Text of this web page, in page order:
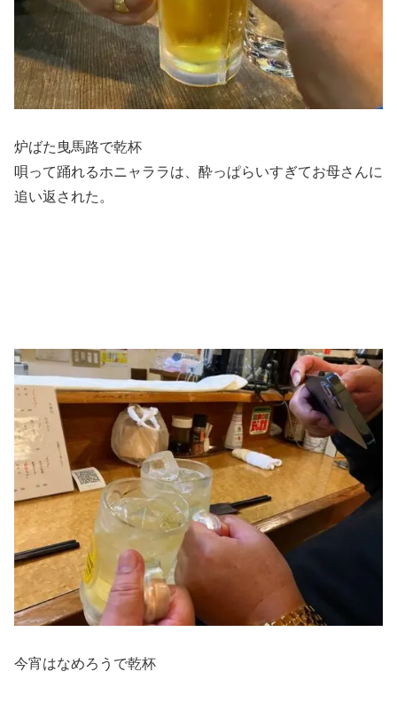
炉ばた曳馬路で乾杯
唄って踊れるホニャララは、酔っぱらいすぎてお母さんに
追い返された。
今宵はなめろうで乾杯